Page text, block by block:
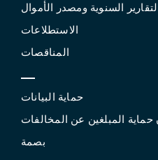
السنوية ومصدر الأموال
الاستطلاعات
المناقصات
حماية البيانات
حماية المبلغين عن المخالفات
بصمة